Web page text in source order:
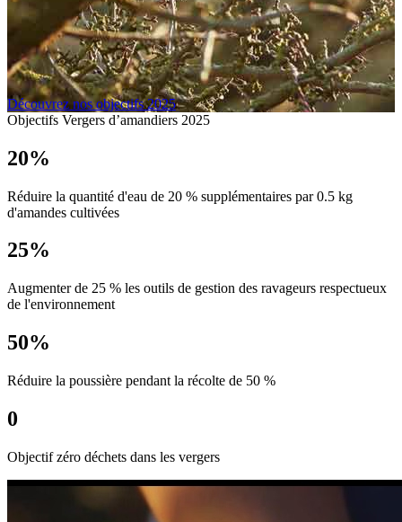
Découvrez nos objectifs 2025
Objectifs Vergers d’amandiers 2025
20%
Réduire la quantité d'eau de 20 % supplémentaires par 0.5 kg
d'amandes cultivées
25%
Augmenter de 25 % les outils de gestion des ravageurs respectueux
de l'environnement
50%
Réduire la poussière pendant la récolte de 50 %
0
Objectif zéro déchets dans les vergers